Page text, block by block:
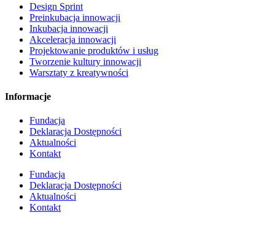
Design Sprint
Preinkubacja innowacji
Inkubacja innowacji
Akceleracja innowacji
Projektowanie produktów i usług
Tworzenie kultury innowacji
Warsztaty z kreatywności
Informacje
Fundacja
Deklaracja Dostępności
Aktualności
Kontakt
Fundacja
Deklaracja Dostępności
Aktualności
Kontakt